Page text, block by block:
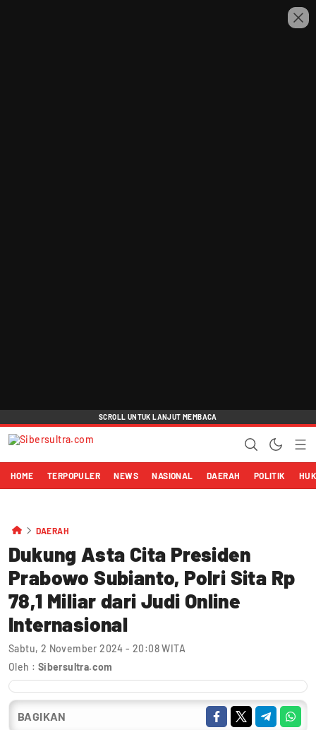
HOME TERPOPULER NEWS NASIONAL DAERAH POLITIK
DAERAH
Dukung Asta Cita Presiden
Prabowo Subianto, Polri Sita Rp
78,1 Miliar dari Judi Online
Internasional
Sabtu, 2 November 2024 - 20:08 WITA
Oleh : Sibersultra.com
BAGIKAN